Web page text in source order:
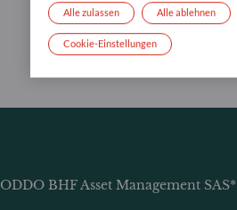
ODDO BHF Asset Management SAS*
Alle ablehnen
Alle zulassen
Cookie-Einstellungen